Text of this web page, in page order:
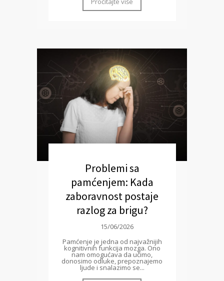
Problemi sa
pamćenjem: Kada
zaboravnost postaje
razlog za brigu?
15/06/2026
Pamćenje je jedna od najvažnijih
kognitivnih funkcija mozga. Ono
nam omogućava da učimo,
donosimo odluke, prepoznajemo
ljude i snalazimo se...